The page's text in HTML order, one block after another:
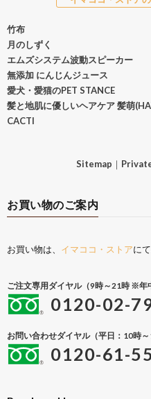
竹布
月のしずく
エムズシステム波動スピーカー
無添加 にんじんジュース
愛犬・愛猫のPET STANCE
髪と地肌に優しいヘアケア 髪萌
CACTI
Sitemap ｜
お買い物のご案内
お買い物は、 イマココ・ストアに
ご注文専用ダイヤル（9時～21時 ※年
0120-02-
お問い合わせダイヤル（平日：10時～
0120-61-